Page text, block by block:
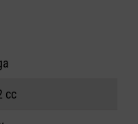
cc